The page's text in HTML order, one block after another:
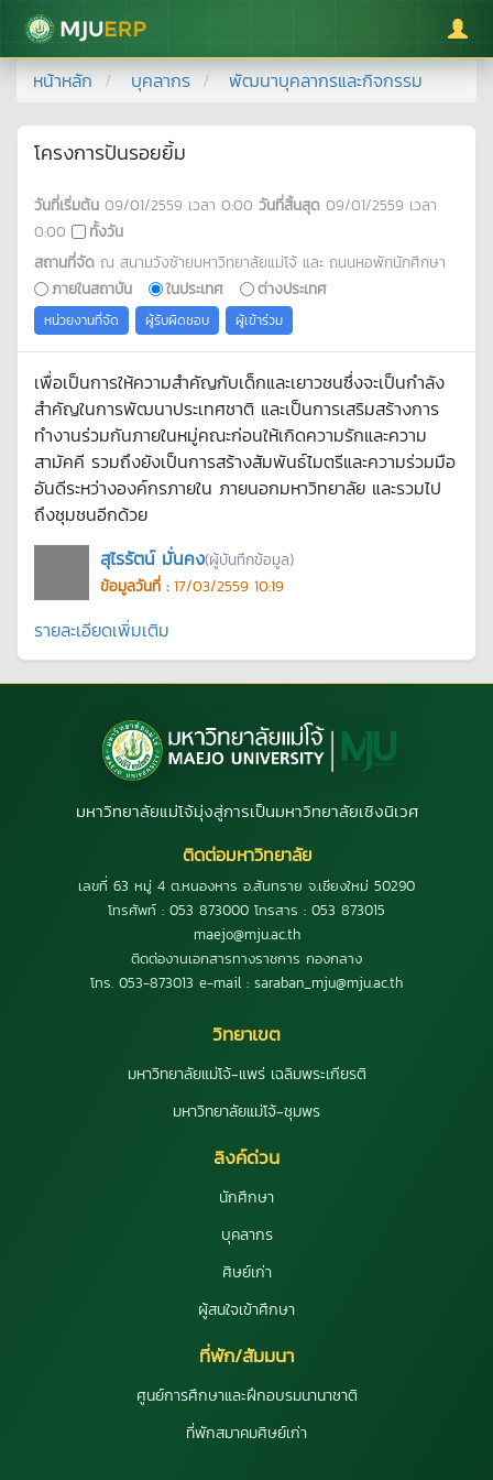
มหาวิทยาลัยแม่โจ้
หน้าหลัก บุคลากร พัฒนาบุคลากรและกิจกรรม
โครงการปันรอยยิ้ม
วันที่เริ่มต้น 09/01/2559 เวลา 0:00 วันที่สิ้นสุด 09/01/2559 เวลา
0:00
ทั้งวัน
สถานที่จัด ณ สนามวังซ้ายมหาวิทยาลัยแม่โจ้ และ ถนนหอพักนักศึกษา
ภายในสถาบัน
ในประเทศ ต่างประเทศ
หน่วยงานที่จัด ผู้รับผิดชอบ ผู้เข้าร่วม
เพื่อเป็นการให้ความสำคัญกับเด็กและเยาวชนซึ่งจะเป็นกำลัง
สำคัญในการพัฒนาประเทศชาติ และเป็นการเสริมสร้างการ
ทำงานร่วมกันภายในหมู่คณะก่อนให้เกิดความรักและความ
สามัคคี รวมถึงยังเป็นการสร้างสัมพันธ์ไมตรีและความร่วมมือ
อันดีระหว่างองค์กรภายใน ภายนอกมหาวิทยาลัย และรวมไป
ถึงชุมชนอีกด้วย
สุไรรัตน์ มั่นคง(ผู้บันทึกข้อมูล)
ข้อมูลวันที่ : 17/03/2559 10:19
รายละเอียดเพิ่มเติม
มหาวิทยาลัยแม่โจ้มุ่งสู่การเป็นมหาวิทยาลัยเชิงนิเวศ
ติดต่อมหาวิทยาลัย
เลขที่ 63 หมู่ 4 ต.หนองหาร อ.สันทราย จ.เชียงใหม่ 50290
โทรศัพท์ : 053 873000 โทรสาร : 053 873015
maejo@mju.ac.th
ติดต่องานเอกสารทางราชการ กองกลาง
โทร. 053-873013 e-mail : saraban_mju@mju.ac.th
วิทยาเขต
มหาวิทยาลัยแม่โจ้-แพร่ เฉลิมพระเกียรติ
มหาวิทยาลัยแม่โจ้-ชุมพร
ลิงค์ด่วน
นักศึกษา
บุคลากร
ศิษย์เก่า
ผู้สนใจเข้าศึกษา
ที่พัก/สัมมนา
ศูนย์การศึกษาและฝึกอบรมนานาชาติ
ที่พักสมาคมศิษย์เก่า